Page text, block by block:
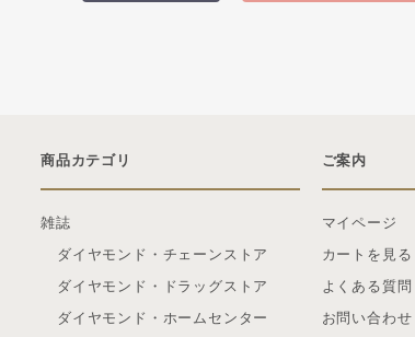
商品カテゴリ
雑誌
ダイヤモンド・チェーンストア
ダイヤモンド・ドラッグストア
ダイヤモンド・ホームセンター
ご案内
マイページ
カートを見る
よくある質問
お問い合わせ